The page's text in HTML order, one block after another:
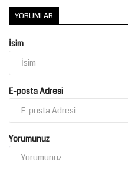
YORUMLAR
İsim
E-posta Adresi
Yorumunuz